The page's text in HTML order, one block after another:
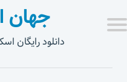
جهان
دانلود رایگان